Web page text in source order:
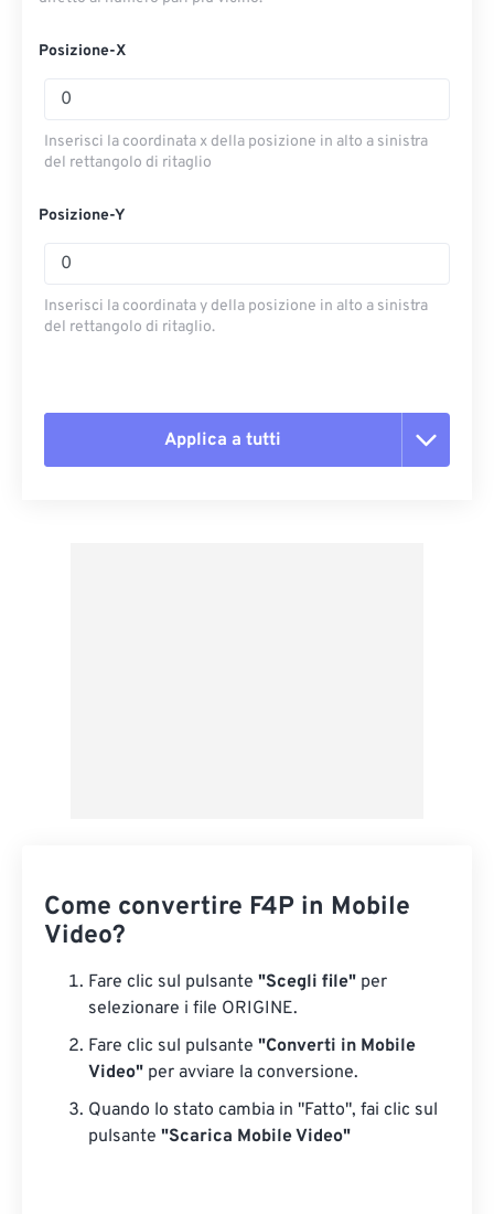
Posizione-X
Inserisci la coordinata x della posizione in alto a sinistra
del rettangolo di ritaglio
Posizione-Y
Inserisci la coordinata y della posizione in alto a sinistra
del rettangolo di ritaglio.
Applica a tutti
Come convertire F4P in Mobile
Video?
Fare clic sul pulsante "Scegli file" per
selezionare i file ORIGINE.
Fare clic sul pulsante "Converti in Mobile
Video" per avviare la conversione.
Quando lo stato cambia in "Fatto", fai clic sul
pulsante "Scarica Mobile Video"